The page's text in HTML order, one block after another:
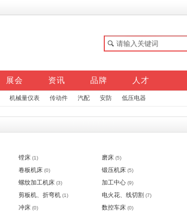
展会 资讯 品牌 人才
机械量仪表 传动件 汽配 安防 低压电器
镗床 (1) 磨床 (5)
卷板机床 (0) 锻压机床 (5)
螺纹加工机床 (3) 加工中心 (9)
剪板机、折弯机 (1) 电火花、线切割 (7)
冲床 (0) 数控车床 (0)